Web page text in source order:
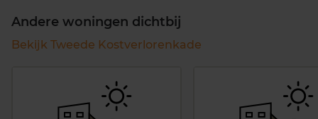
Andere woningen dichtbij
Bekijk Tweede Kostverlorenkade